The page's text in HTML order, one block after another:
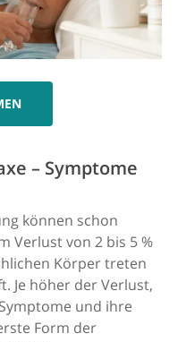
– Symptome
können schon
Verlust von 2 bis 5 %
Körper treten
Je höher der Verlust,
und ihre
Form der